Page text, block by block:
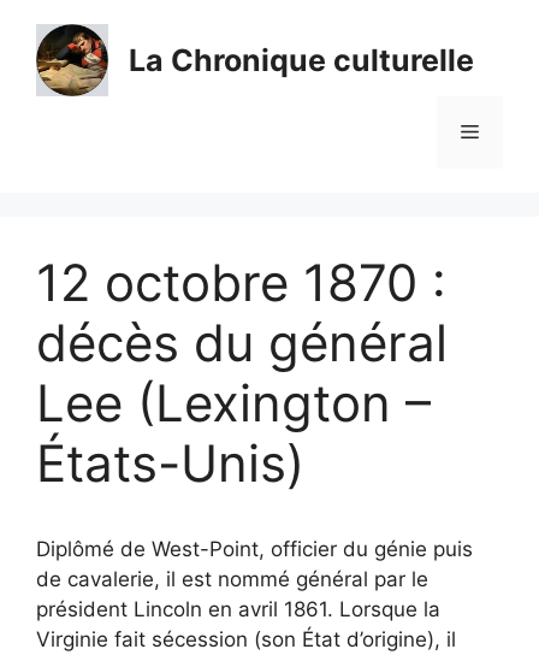
contenu
La Chronique culturelle
Menu
12 octobre 1870 :
décès du général
Lee (Lexington –
États-Unis)
Diplômé de West-Point, officier du génie puis
de cavalerie, il est nommé général par le
président Lincoln en avril 1861. Lorsque la
Virginie fait sécession (son État d’origine), il